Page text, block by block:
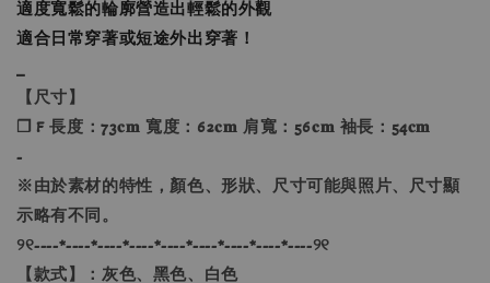
適度寬鬆的輪廓營造出輕鬆的外觀
適合日常穿著或短途外出穿著！
【尺寸】
❐ F 長度：73𝐜𝐦 寬度：62𝐜𝐦 肩寬：56𝐜𝐦 袖長：54𝐜𝐦
-
※由於素材的特性，顏色、形狀、尺寸可能與照片、尺寸顯
示略有不同。
୨୧----*----*----*----*----*----*----*----*----୨୧
【款式】：灰色、黑色、白色